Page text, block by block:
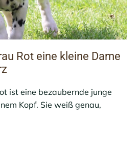
Rot eine kleine Dame
ist eine bezaubernde junge
Kopf. Sie weiß genau,